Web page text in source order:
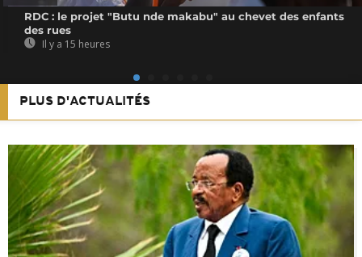
RDC : le projet "Butu nde makabu" au chevet des enfants
des rues
Il y a 15 heures
PLUS D'ACTUALITÉS